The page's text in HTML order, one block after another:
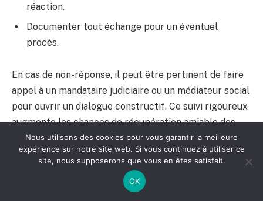
réaction.
Documenter tout échange pour un éventuel
procès.
En cas de non-réponse, il peut être pertinent de faire
appel à un mandataire judiciaire ou un médiateur social
pour ouvrir un dialogue constructif. Ce suivi rigoureux
augmente les chances de récupération amiable des
sommes dues.
Pour en savoir plus sur les professionnels pouvant
vous assister dans cette phase, visitez ce contenu
Nous utilisons des cookies pour vous garantir la meilleure
expérience sur notre site web. Si vous continuez à utiliser ce
site, nous supposerons que vous en êtes satisfait.
OK